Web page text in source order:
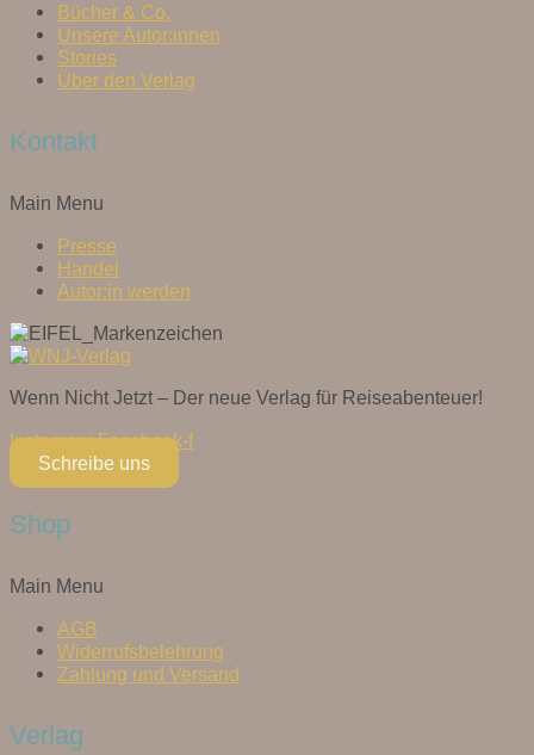
Bücher & Co.
Unsere Autor:innen
Stories
Über den Verlag
Kontakt
Main Menu
Presse
Handel
Autor:in werden
Wenn Nicht Jetzt – Der neue Verlag für Reiseabenteuer!
Instagram Facebook-f
Schreibe uns
Shop
Main Menu
AGB
Widerrufsbelehrung
Zahlung und Versand
Verlag